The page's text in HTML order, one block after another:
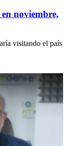
noviembre,
visitando el país
Tróccoli sobre el